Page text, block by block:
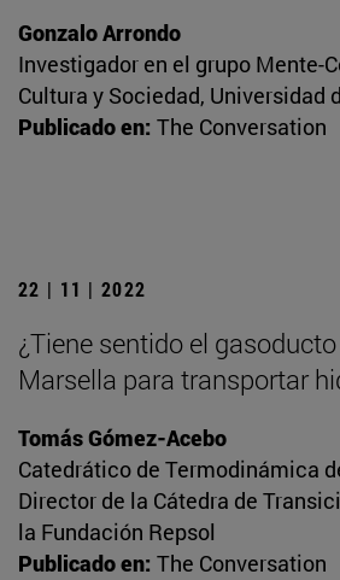
Gonzalo Arrondo
Investigador en el grupo Mente-
Cultura y Sociedad, Universidad
Publicado en: The Conversation
22 | 11 | 2022
¿Tiene sentido el
Marsella para transportar
Tomás Gómez-Acebo
Catedrático de Termodinámica
Director de la Cátedra de
la Fundación Repsol
Publicado en: The Conversation